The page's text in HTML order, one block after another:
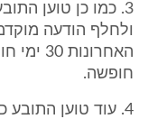
3. כמו כן טוען
ולחלף הודעה
חופשה.
4. עוד טוען